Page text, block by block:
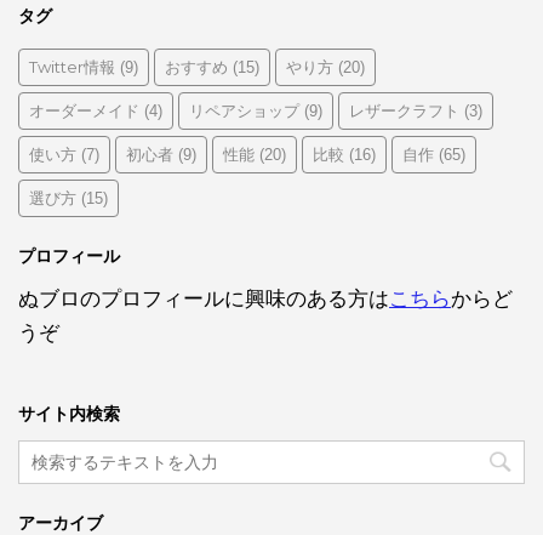
タグ
Twitter情報 (9) おすすめ (15) やり方 (20)
オーダーメイド (4) リペアショップ(9) レザークラフト (3)
使い方 (7) 初心者 (9) 性能 (20) 比較 (16) 自作 (65)
選び方 (15)
プロフィール
ぬブロのプロフィールに興味のある方はこちらからど
うぞ
サイト内検索
アーカイブ